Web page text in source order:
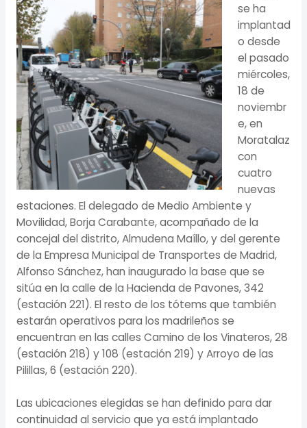
se ha
implantad
o desde
el pasado
miércoles,
18 de
noviembr
e, en
Moratalaz
con
cuatro
nuevas
estaciones. El delegado de Medio Ambiente y
Movilidad, Borja Carabante, acompañado de la
concejal del distrito, Almudena Maíllo, y del gerente
de la Empresa Municipal de Transportes de Madrid,
Alfonso Sánchez, han inaugurado la base que se
sitúa en la calle de la Hacienda de Pavones, 342
(estación 221). El resto de los tótems que también
estarán operativos para los madrileños se
encuentran en las calles Camino de los Vinateros, 28
(estación 218) y 108 (estación 219) y Arroyo de las
Pilillas, 6 (estación 220).
Las ubicaciones elegidas se han definido para dar
continuidad al servicio que ya está implantado